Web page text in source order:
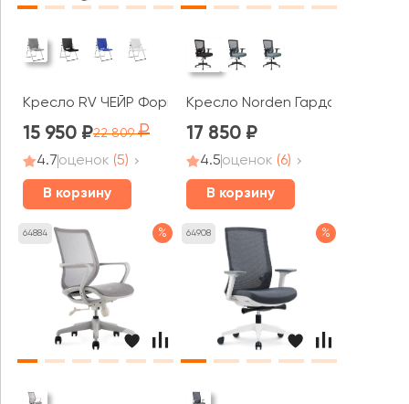
Кресло RV ЧЕЙР Форм / Form (1821)
15 950 22 809
4.7оценок (5)
В корзину
Кресло Norden Гарда LB
17 850
4.5оценок (6)
В корзину
64884 % 64908 %